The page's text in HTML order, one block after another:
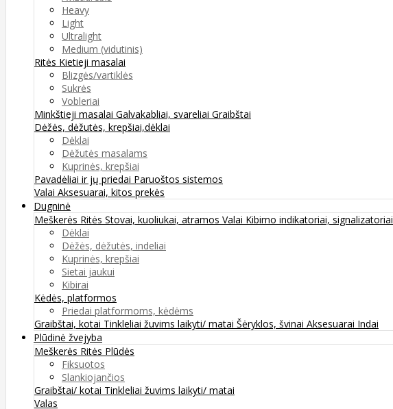
Heavy
Light
Ultralight
Medium (vidutinis)
Ritės Kietieji masalai
Blizgės/vartiklės
Sukrės
Vobleriai
Minkštieji masalai Galvakabliai, svareliai Graibštai
Dėžės, dėžutės, krepšiai,dėklai
Dėklai
Dėžutės masalams
Kuprinės, krepšiai
Pavadėliai ir jų priedai Paruoštos sistemos
Valai Aksesuarai, kitos prekės
Dugninė
Meškerės Ritės Stovai, kuoliukai, atramos Valai Kibimo indikatoriai, signalizatoriai
Dėklai
Dėžės, dėžutės, indeliai
Kuprinės, krepšiai
Sietai jaukui
Kibirai
Kėdės, platformos
Priedai platformoms, kėdėms
Graibštai, kotai Tinkleliai žuvims laikyti/ matai Šėryklos, švinai Aksesuarai Indai
Plūdinė žvejyba
Meškerės Ritės Plūdės
Fiksuotos
Slankiojančios
Graibštai/ kotai Tinkleliai žuvims laikyti/ matai
Valas